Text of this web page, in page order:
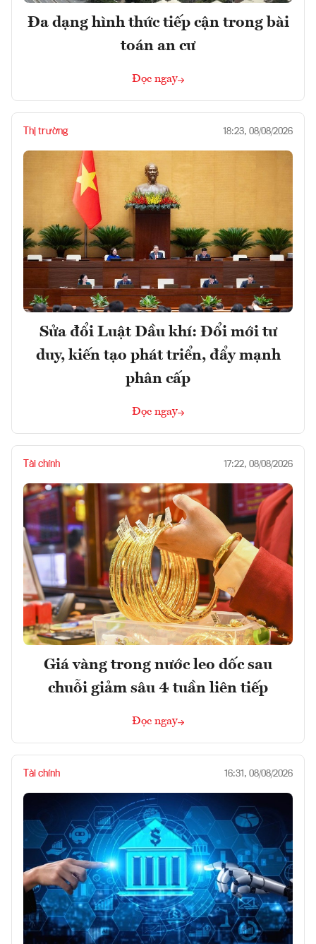
Đa dạng hình thức tiếp cận trong bài
toán an cư
Đọc ngay
Thị trường 18:23, 08/08/2026
Sửa đổi Luật Dầu khí: Đổi mới tư
duy, kiến tạo phát triển, đẩy mạnh
phân cấp
Đọc ngay
Tài chính 17:22, 08/08/2026
Giá vàng trong nước leo dốc sau
chuỗi giảm sâu 4 tuần liên tiếp
Đọc ngay
Tài chính 16:31, 08/08/2026